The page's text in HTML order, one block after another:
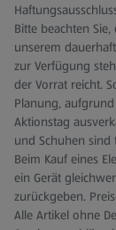
Bitte beachten
unserem
zur Verfügung
der Vorrat reicht.
Planung,
Aktionstag
und Schuhen sind
Beim Kauf eines
ein Gerät
zurückgeben.
Alle Artikel ohne